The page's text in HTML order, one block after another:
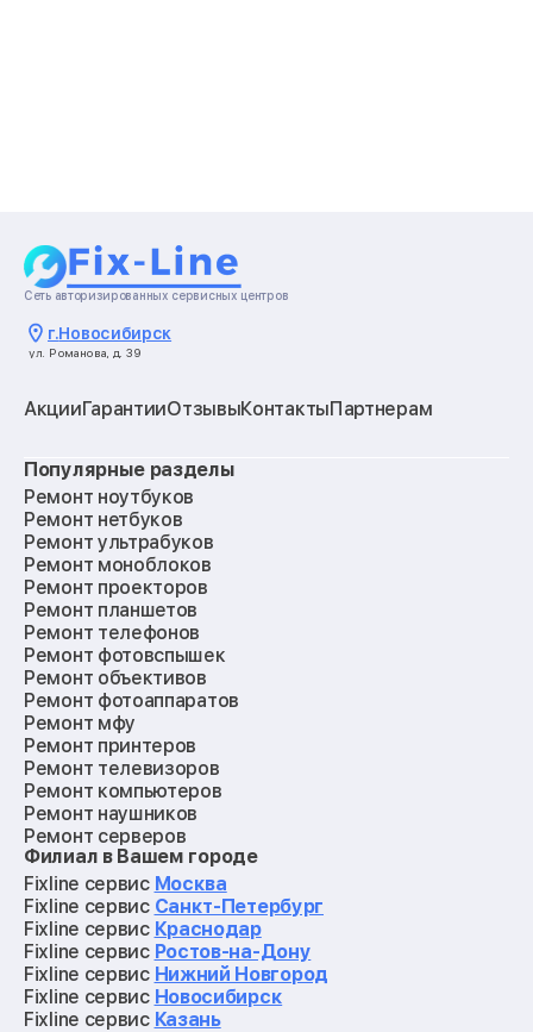
Сеть авторизированных сервисных центров
г.Новосибирск
ул. Романова, д. 39
АкцииГарантииОтзывыКонтактыПартнерам
Популярные разделы
Ремонт ноутбуков
Ремонт нетбуков
Ремонт ультрабуков
Ремонт моноблоков
Ремонт проекторов
Ремонт планшетов
Ремонт телефонов
Ремонт фотовспышек
Ремонт объективов
Ремонт фотоаппаратов
Ремонт мфу
Ремонт принтеров
Ремонт телевизоров
Ремонт компьютеров
Ремонт наушников
Ремонт серверов
Ремонт мониторов
Ремонт квадрокоптеров
Ремонт электросамокатов
Ремонт материнских плат
Ремонт видеокарт
Ремонт кофемашин
Ремонт vr систем
Ремонт игровых приставок
Филиал в Вашем городе
Fixline сервис Москва
Fixline сервис Санкт-Петербург
Fixline сервис Краснодар
Fixline сервис Ростов-на-Дону
Fixline сервис Нижний Новгород
Fixline сервис Новосибирск
Fixline сервис Казань